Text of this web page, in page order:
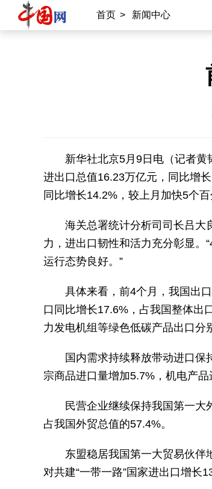
首页 > 新闻中心
新华社北京5月9日电（记者
进出口总值16.23万亿元，同比增
同比增长14.2%，较上月加快5个百
海关总署统计分析司司长吕大
力，进出口韧性和活力充分彰显。
运行态势良好。”
具体来看，前4个月，我国出
口同比增长17.6%，占我国整体出
力发电机组等绿色低碳产品出口分
国内需求持续释放带动进口
宗商品进口量增加5.7%，机电产
民营企业继续保持我国第一大
占我国外贸总值的57.4%。
东盟稳居我国第一大贸易伙伴
对共建“一带一路”国家进出口增长